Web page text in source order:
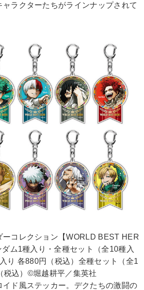
ラクターたちがラインナップされて
ーコレクション【WORLD BEST HER
ム1種入り・全種セット（全10種入
り 各880円（税込）全種セット（全1
税込）©堀越耕平／集英社
ド風ステッカー。デクたちの激闘の